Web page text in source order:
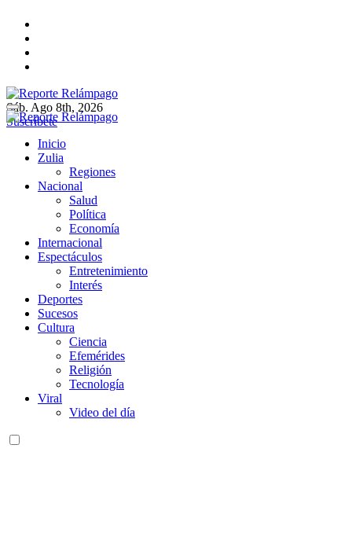
contenido
Reporte Relámpago
Claridad y rigor en cada noticia
Sáb. Ago 8th, 2026
Suscríbete
Reporte Relámpago
Claridad y rigor en cada noticia
Inicio
Zulia
Regiones
Nacional
Salud
Política
Economía
Internacional
Espectáculos
Entretenimiento
Interés
Deportes
Sucesos
Cultura
Ciencia
Efemérides
Religión
Tecnología
Viral
Video del día